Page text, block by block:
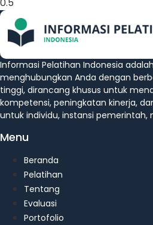
Informasi Pelatihan Indonesia
menghubungkan Anda dengan
tinggi, dirancang khusus untuk
kompetensi, peningkatan kinerja,
untuk individu, instansi pemerintah,
Menu
Beranda
Pelatihan
Tentang
Evaluasi
Portofolio